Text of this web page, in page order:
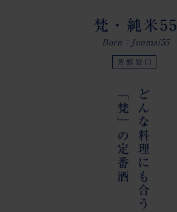
最近のできごと
お問い合わせ
梵・純米 55
Born：Junmai55
芳醇旨口
どんな料理にも合う
「梵」の定番酒